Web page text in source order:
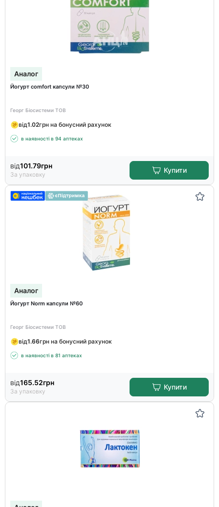
Аналог
Йогурт comfort капсули №30
Георг Біосистеми ТОВ
від1.02грн на бонусний рахунок
в наявності в 94 аптеках
від101.79грн
За упаковку
Купити
Аналог
Йогурт Norm капсули №60
Георг Біосистеми ТОВ
від1.66грн на бонусний рахунок
в наявності в 81 аптеках
від165.52грн
За упаковку
Купити